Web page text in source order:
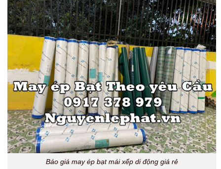
Báo giá may ép bạt mái xếp di động giá rẻ